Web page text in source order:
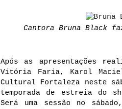
Cantora Bruna Black
Após as apresentações
Vitória Faria, Karol Maciel
Cultural Fortaleza neste
temporada de estreia do
Será uma sessão no